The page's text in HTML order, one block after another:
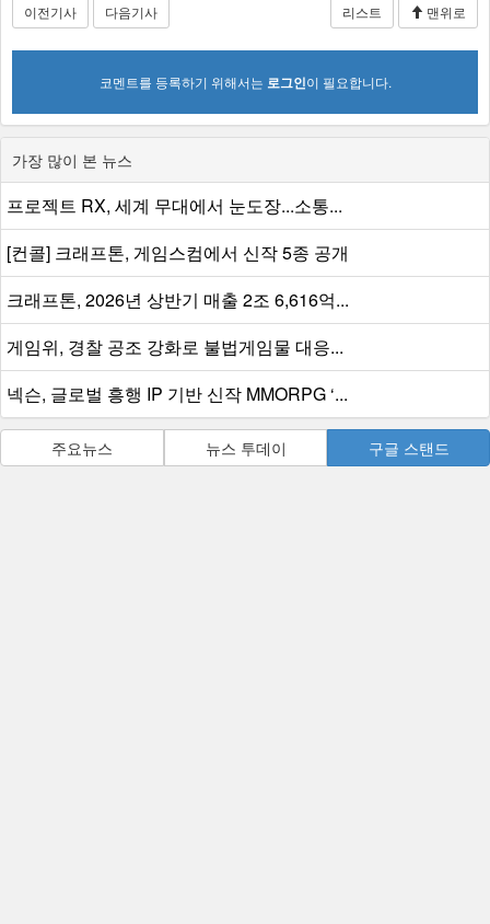
이전기사 다음기사 리스트 맨위로
코멘트를 등록하기 위해서는 로그인이 필요합니다.
가장 많이 본 뉴스
프로젝트 RX, 세계 무대에서 눈도장...소통...
[컨콜] 크래프톤, 게임스컴에서 신작 5종 공개
크래프톤, 2026년 상반기 매출 2조 6,616억...
게임위, 경찰 공조 강화로 불법게임물 대응...
넥슨, 글로벌 흥행 IP 기반 신작 MMORPG ‘...
주요뉴스 뉴스 투데이 구글 스탠드